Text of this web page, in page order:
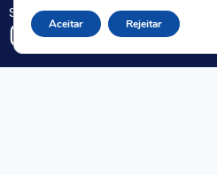
Siga-nos nas redes sociais:
Aceitar Rejeitar